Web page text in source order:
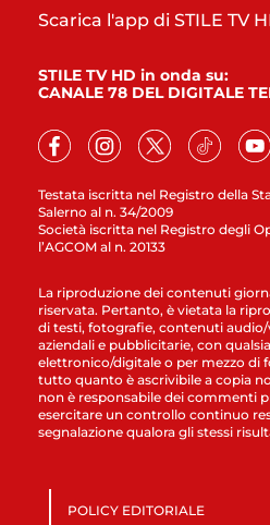
Testata iscritta nel Registro della
Salerno al n. 34/2009
Società iscritta nel Registro degli
l’AGCOM al n. 20133
Scarica l'app di STILE TV
STILE TV HD in onda su:
CANALE 78 DEL DIGITALE
La riproduzione dei contenuti
riservata. Pertanto, è vietata la
di testi, fotografie, contenuti
aziendali e pubblicitarie, con
elettronico/digitale o per mezzo di
tutto quanto è ascrivibile a copia
non è responsabile dei commenti
esercitare un controllo continuo
segnalazione qualora gli stessi
POLICY EDITORIALE